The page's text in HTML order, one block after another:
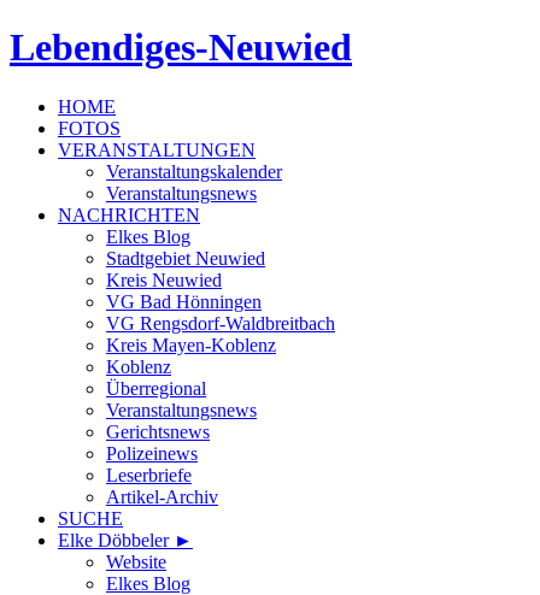
Lebendiges-Neuwied
HOME
FOTOS
VERANSTALTUNGEN
Veranstaltungskalender
Veranstaltungsnews
NACHRICHTEN
Elkes Blog
Stadtgebiet Neuwied
Kreis Neuwied
VG Bad Hönningen
VG Rengsdorf-Waldbreitbach
Kreis Mayen-Koblenz
Koblenz
Überregional
Veranstaltungsnews
Gerichtsnews
Polizeinews
Leserbriefe
Artikel-Archiv
SUCHE
Elke Döbbeler ►
Website
Elkes Blog